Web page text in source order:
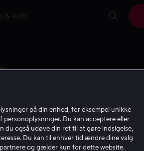
& køb
på din enhed, for eksempel unikke
Du kan acceptere eller
du også udøve din ret til at gøre indsigelse,
Du kan til enhver tid ændre dine valg
og gælder kun for dette website.